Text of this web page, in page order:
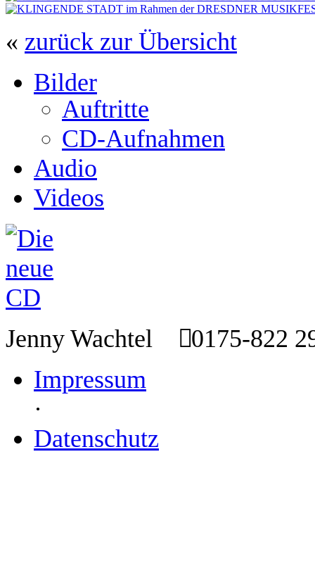
« zurück zur Übersicht
Bilder
Auftritte
CD-Aufnahmen
Audio
Videos
Jenny Wachtel
0175-822
Impressum
·
Datenschutz